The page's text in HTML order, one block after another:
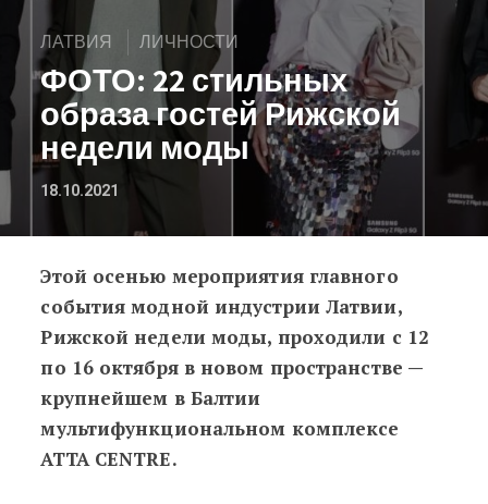
ЛАТВИЯ ЛИЧНОСТИ
ФОТО: 22 стильных
образа гостей Рижской
недели моды
18.10.2021
ФОТО: 22 стильных образа
Этой осенью мероприятия главного
события модной индустрии Латвии,
Рижской недели моды, проходили с 12
по 16 октября в новом пространстве —
крупнейшем в Балтии
мультифункциональном комплексе
ATTA CENTRE.